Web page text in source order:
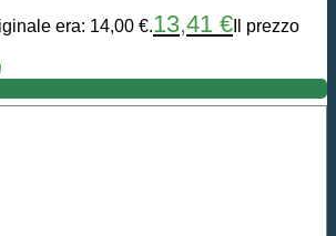
era: 14,00 €.13,41 € Il prezzo